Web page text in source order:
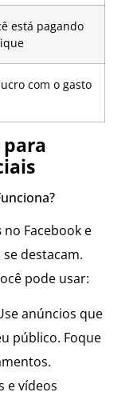
está pagando
com o gasto
para
no Facebook e
destacam.
pode usar:
anúncios que
público. Foque
e vídeos